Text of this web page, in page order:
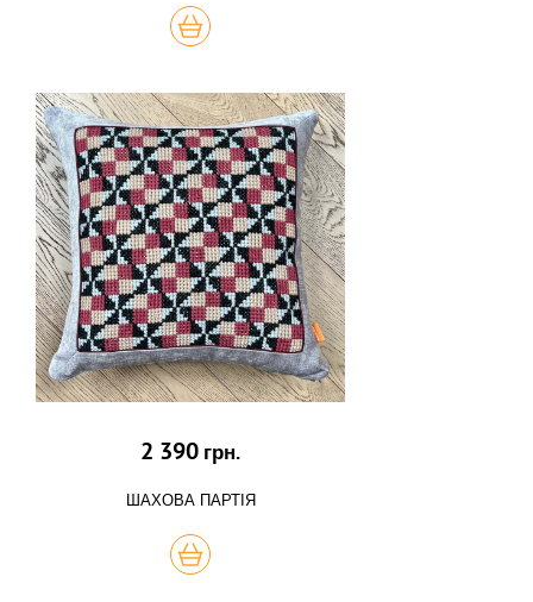
КУПИТЬ
2 390 грн.
ШАХОВА ПАРТІЯ
КУПИТЬ